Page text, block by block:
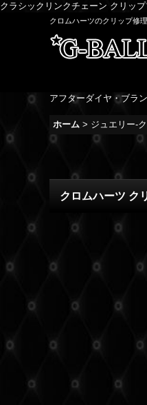
クラシックリンクチェーン クリッ
クロムハーツのクリップ修
アフターダイヤ・ブラ
ホーム > ジュエリー-
クロムハーツ ク